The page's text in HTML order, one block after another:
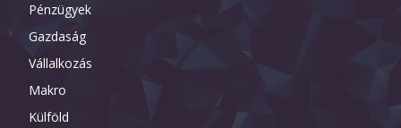
Pénzügyek
Gazdaság
Vállalkozás
Makro
Külföld